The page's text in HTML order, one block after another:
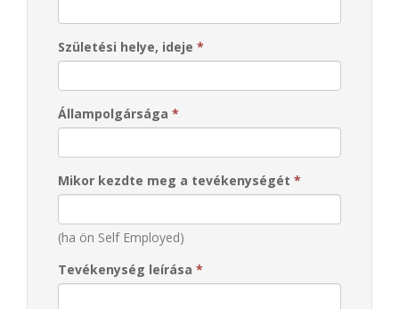
Születési helye, ideje *
Állampolgársága *
Mikor kezdte meg a tevékenységét *
(ha ön Self Employed)
Tevékenység leírása *